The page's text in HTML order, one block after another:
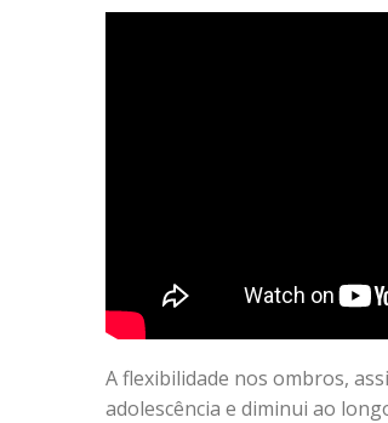
A flexibilidade nos ombros,
adolescência e diminui ao